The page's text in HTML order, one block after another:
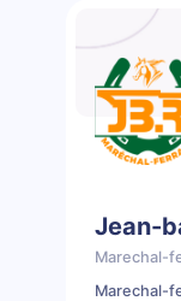
Jean-
Marechal-
Marechal-